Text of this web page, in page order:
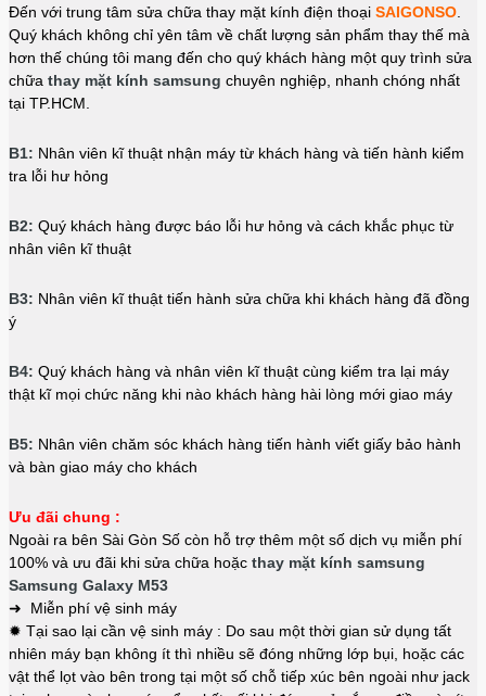
Đến với trung tâm sửa chữa thay mặt kính điện thoại SAIGONSO
Quý khách không chỉ yên tâm về chất lượng sản phẩm thay thế mà
hơn thế chúng tôi mang đến cho quý khách hàng một quy trình sửa
chữa thay mặt kính samsung chuyên nghiệp, nhanh chóng nhất
tại TP.HCM.
B1: Nhân viên kĩ thuật nhận máy từ khách hàng và tiến hành kiểm
tra lỗi hư hỏng
B2: Quý khách hàng được báo lỗi hư hỏng và cách khắc phục từ
nhân viên kĩ thuật
B3: Nhân viên kĩ thuật tiến hành sửa chữa khi khách hàng đã đồng
ý
B4: Quý khách hàng và nhân viên kĩ thuật cùng kiểm tra lại máy
thật kĩ mọi chức năng khi nào khách hàng hài lòng mới giao máy
B5: Nhân viên chăm sóc khách hàng tiến hành viết giấy bảo hành
và bàn giao máy cho khách
Ưu đãi chung :
Ngoài ra bên Sài Gòn Số còn hỗ trợ thêm một số dịch vụ miễn phí
100% và ưu đãi khi sửa chữa hoặc thay mặt kính samsung
Samsung Galaxy M53
➜ Miễn phí vệ sinh máy
✹ Tại sao lại cần vệ sinh máy : Do sau một thời gian sử dụng tất
nhiên máy bạn không ít thì nhiều sẽ đóng những lớp bụi, hoặc các
vật thể lọt vào bên trong tại một số chỗ tiếp xúc bên ngoài như jack